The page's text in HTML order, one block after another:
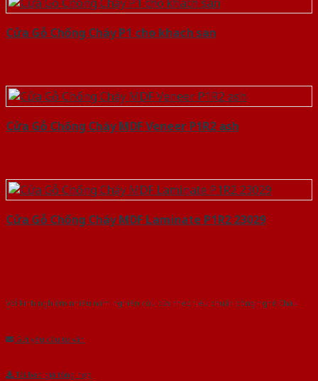
Cửa Gỗ Chống Cháy P1 cho khach san
Cửa Gỗ Chống Cháy MDF Veneer P1R2 ash
Cửa Gỗ Chống Cháy MDF Laminate P1R2 23029
Với kinh nghiệm nhiêu năm nghiên cứu cửa theo tiêu chuẩn công nghệ Châu
Gửi yêu cầu tư vấn
Tải báo giá tổng hợp